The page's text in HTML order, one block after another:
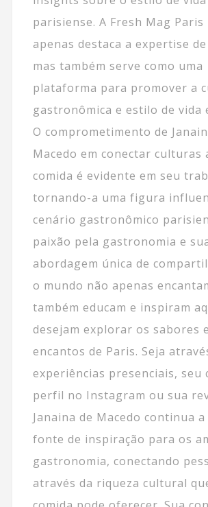
parisiense. A Fresh Mag Paris
apenas destaca a expertise de
mas também serve como uma
plataforma para promover a
gastronômica e estilo de vida
O comprometimento de
Macedo em conectar culturas
comida é evidente em seu
tornando-a uma figura
cenário gastronômico
paixão pela gastronomia e
abordagem única de
o mundo não apenas
também educam e inspiram
desejam explorar os sabores e
encantos de Paris. Seja
experiências presenciais, seu
perfil no Instagram ou sua
Janaina de Macedo continua
fonte de inspiração para os
gastronomia, conectando
através da riqueza cultural